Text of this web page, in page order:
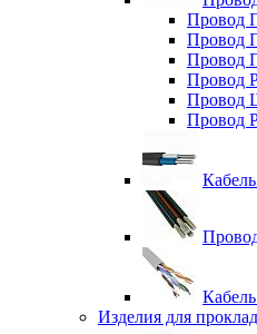
Провод
Провод
Провод
Провод
Провод
Изделия для